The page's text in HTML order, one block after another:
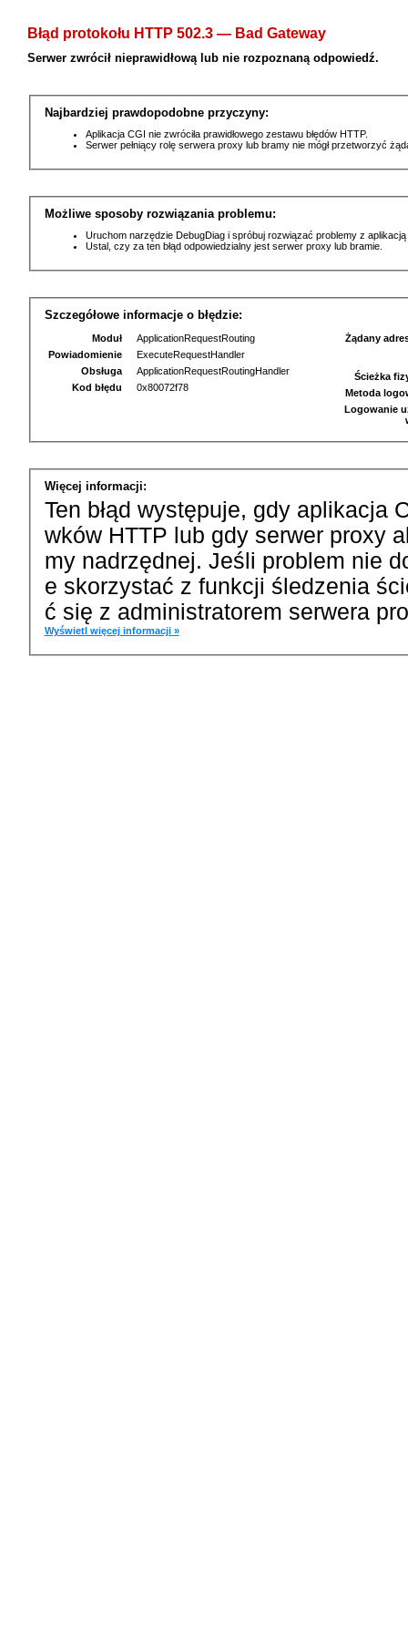
Błąd protokołu HTTP 502.3 — Bad Gateway
Serwer zwrócił nieprawidłową lub nie rozpoznaną odpowiedź.
Najbardziej prawdopodobne przyczyny:
Aplikacja CGI nie zwróciła prawidłowego zestawu błędów HTTP.
Serwer pełniący rolę serwera proxy lub bramy nie mógł przetworzyć
Możliwe sposoby rozwiązania problemu:
Uruchom narzędzie DebugDiag i spróbuj rozwiązać problemy z
Ustal, czy za ten błąd odpowiedzialny jest serwer proxy lub bramie.
Szczegółowe informacje o błędzie:
Moduł
ApplicationRequestRouting
Powiadomienie
ExecuteRequestHandler
Obsługa
ApplicationRequestRoutingHandler
Kod błędu
0x80072f78
Żądany
Ścieżka
Metoda
Logowanie
Więcej informacji:
Ten błąd występuje, gdy aplikacja
wków HTTP lub gdy serwer proxy
my nadrzędnej. Jeśli problem nie
e skorzystać z funkcji śledzenia
ć się z administratorem serwera
Wyświetl więcej informacji »